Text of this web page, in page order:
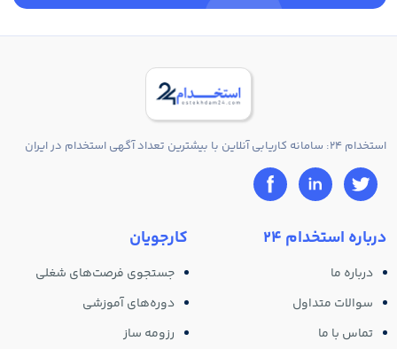
استخدام 24: سامانه کاریابی آنلاین با بیشترین تعداد آگهی استخدام در ایران
درباره استخدام 24
درباره ما
سوالات متداول
تماس با ما
کارجویان
جستجوی فرصت‌های شغلی
دوره‌های آموزشی
رزومه ساز